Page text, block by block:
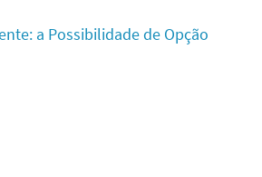
a Possibilidade de Opção